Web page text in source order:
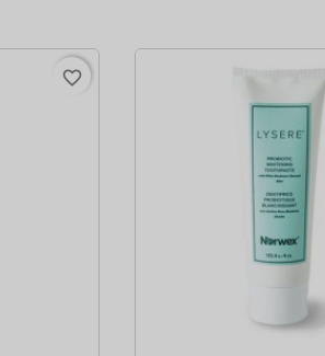
favorite_border